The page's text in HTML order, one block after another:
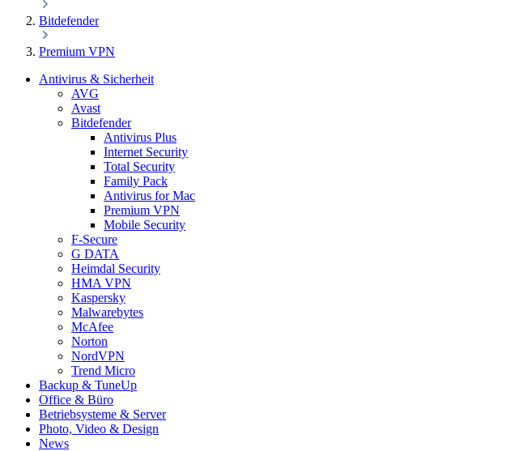
Bitdefender
Premium VPN
Antivirus & Sicherheit
AVG
Avast
Bitdefender
Antivirus Plus
Internet Security
Total Security
Family Pack
Antivirus for Mac
Premium VPN
Mobile Security
F-Secure
G DATA
Heimdal Security
HMA VPN
Kaspersky
Malwarebytes
McAfee
Norton
NordVPN
Trend Micro
Backup & TuneUp
Office & Büro
Betriebsysteme & Server
Photo, Video & Design
News